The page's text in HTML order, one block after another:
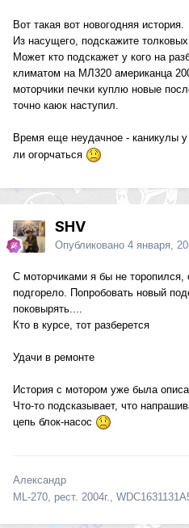
Вот такая вот новогодняя история.
Из насущего, подскажите
Может кто подскажет у кого на
климатом на МЛ320 американца
моторчики печки куплю новые
точно каюк наступил.
Время еще неудачное - каникулы
ли огорчаться
SHV
Опубликовано 4 января,
С моторчиками я бы не торопился,
подгорело. Попробовать новый
поковырять....
Кто в курсе, тот разберется
Удачи в ремонте
История с мотором уже была
Что-то подсказывает, что
цепь блок-насос
Александр
ML-270, рест. 2004г.,